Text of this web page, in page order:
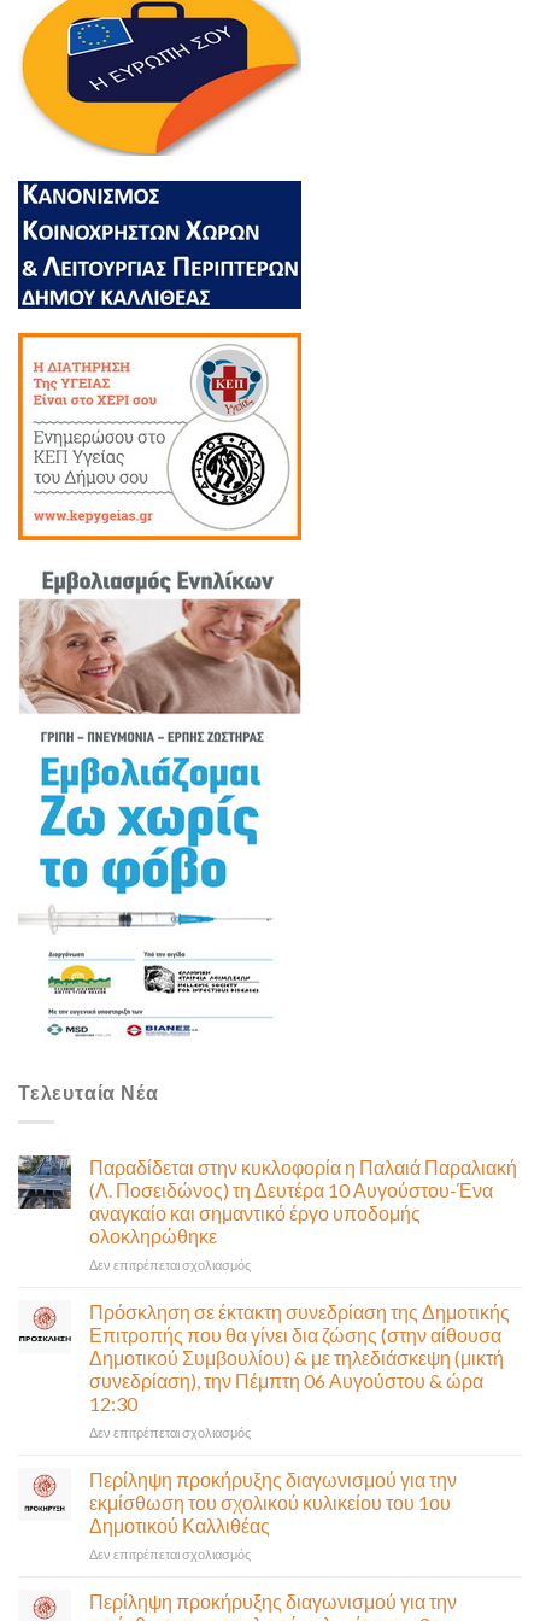
Τελευταία Νέα
Παραδίδεται στην κυκλοφορία η Παλαιά Παραλιακή
(Λ. Ποσειδώνος) τη Δευτέρα 10 Αυγούστου-Ένα
αναγκαίο και σημαντικό έργο υποδομής
ολοκληρώθηκε
Δεν επιτρέπεται σχολιασμόςστο
κυκλοφορία
η
Παλαιά
Παραλιακή
Ποσειδώνος)
10
Αυγούστου-
Ένα
αναγκαίο
σημαντικό
έργο
Πρόσκληση σε έκτακτη συνεδρίαση της Δημοτικής
Επιτροπής που θα γίνει δια ζώσης (στην αίθουσα
Δημοτικού Συμβουλίου) & με τηλεδιάσκεψη (μικτή
συνεδρίαση), την Πέμπτη 06 Αυγούστου & ώρα
12:30
Δεν επιτρέπεται σχολιασμόςστο
σε
έκτακτη
συνεδρίαση
της
Δημοτικής
που
θα
Περίληψη προκήρυξης διαγωνισμού για την
εκμίσθωση του σχολικού κυλικείου του 1ου
Δημοτικού Καλλιθέας
Δεν επιτρέπεται σχολιασμόςστο
προκήρυξης
διαγωνισμού
Περίληψη προκήρυξης διαγωνισμού για την